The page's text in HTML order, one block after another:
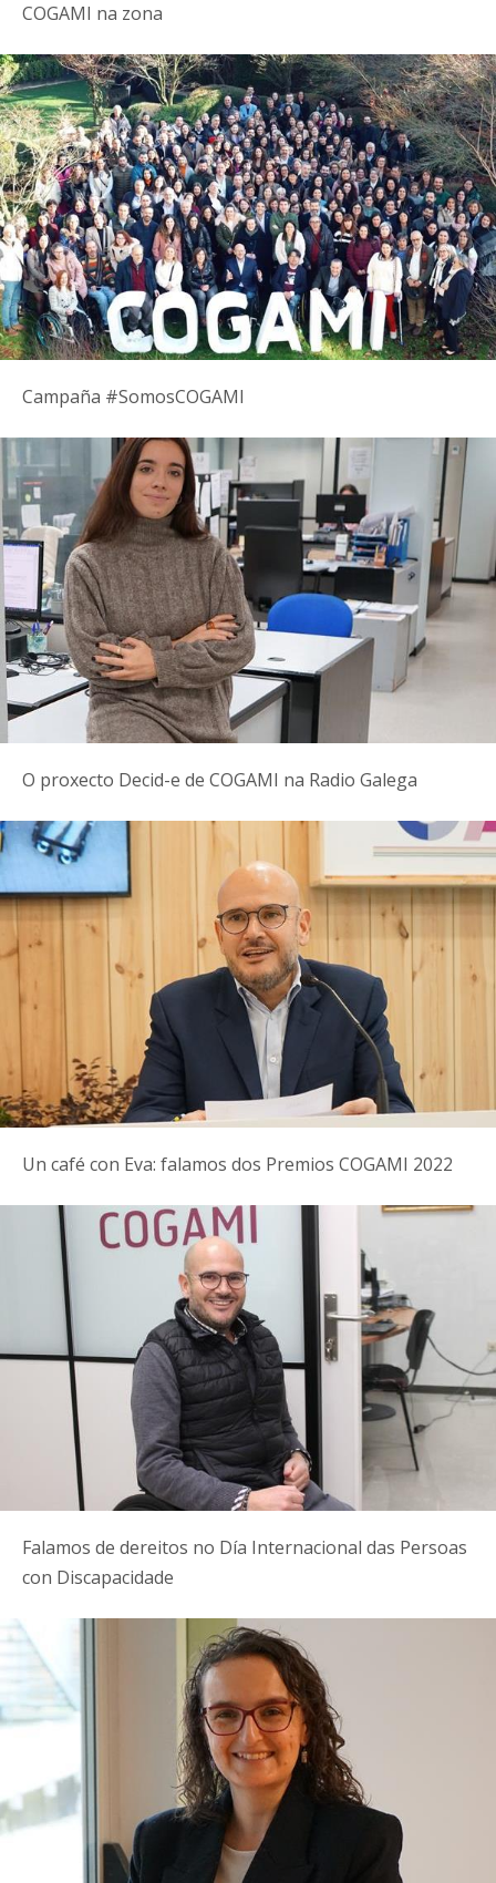
COGAMI na zona
Campaña #SomosCOGAMI
O proxecto Decid-e de COGAMI na Radio Galega
Un café con Eva: falamos dos Premios COGAMI 2022
Falamos de dereitos no Día Internacional das Persoas
con Discapacidade